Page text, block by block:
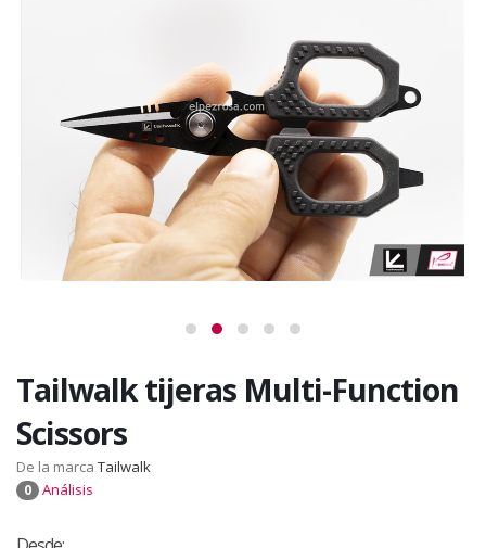
Tailwalk tijeras Multi-Function
Scissors
De la marca Tailwalk
0 Análisis